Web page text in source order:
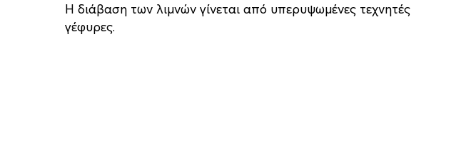
Η διάβαση των λιμνών γίνεται από υπερυψωμένες τεχνητές
γέφυρες.